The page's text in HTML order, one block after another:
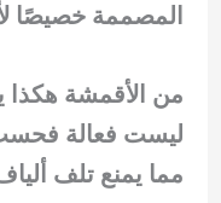
المصممة خصيصًا
من الأقمشة هكذا
ليست فعالة
مما يمنع تلف